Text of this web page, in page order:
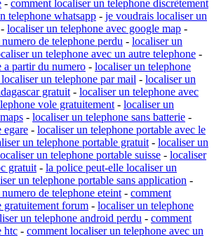
- comment localiser un telephone discrètement
telephone whatsapp - je voudrais localiser un
- localiser un telephone avec google map -
de telephone perdu - localiser un
un telephone avec un autre telephone -
a partir du numero - localiser un telephone
un telephone par mail - localiser un
gratuit - localiser un telephone avec
vole gratuitement - localiser un
- localiser un telephone sans batterie -
egare - localiser un telephone portable avec le
un telephone portable gratuit - localiser un
un telephone portable suisse - localiser
gratuit - la police peut-elle localiser un
un telephone portable sans application -
de telephone eteint - comment
gratuitement forum - localiser un telephone
un telephone android perdu - comment
htc - comment localiser un telephone avec un